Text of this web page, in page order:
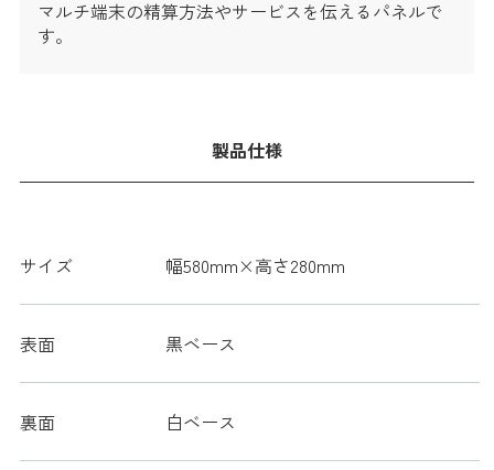
マルチ端末の精算方法やサービスを伝えるパネルで
す。
製品仕様
サイズ 幅580mm×高さ280mm
表面 黒ベース
裏面 白ベース